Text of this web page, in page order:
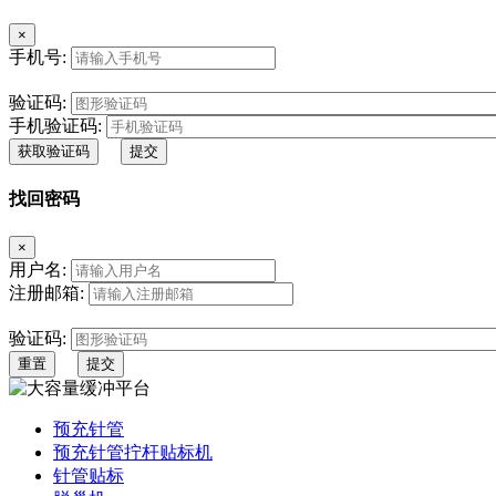
×
手机号:
验证码:
手机验证码:
获取验证码 提交
找回密码
×
用户名:
注册邮箱:
验证码:
重置 提交
预充针管
预充针管拧杆贴标机
针管贴标